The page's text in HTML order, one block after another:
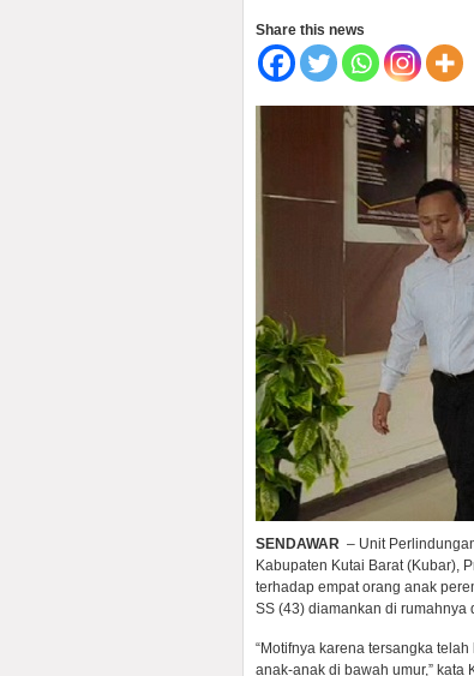
Share this news
SENDAWAR – Unit
Kabupaten Kutai Barat (Kubar),
terhadap empat orang anak
SS (43) diamankan di
“Motifnya karena tersangka
anak-anak di bawah umur,” kata